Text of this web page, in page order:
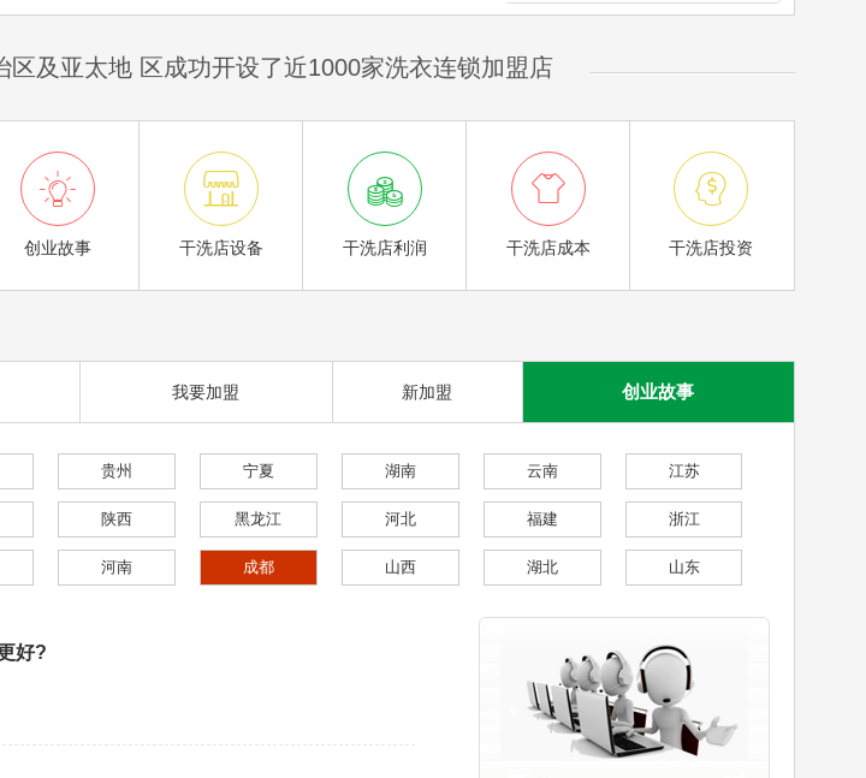
及亚太地 区成功开设了近1000家洗衣连锁加盟店

创业故事

干洗店设备

干洗店利润

干洗店成本

干洗店投资
我要加盟 新加盟 创业故事
贵州 宁夏 湖南 云南 江苏
陕西 黑龙江 河北 福建 浙江
河南 成都 山西 湖北 山东
好?